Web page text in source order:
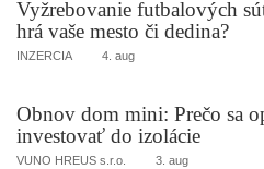
Vyžrebovanie futbalových
hrá vaše mesto či dedina?
INZERCIA 4. aug
Obnov dom mini: Prečo sa
investovať do izolácie
VUNO HREUS s.r.o. 3. aug